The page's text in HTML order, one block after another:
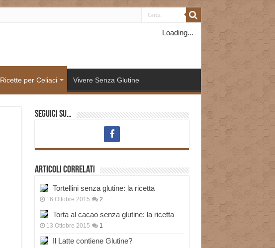
Loading...
Ricette per Celiaci Vivere Senza Glutine
Seguici su…
Articoli correlati
Tortellini senza glutine: la ricetta
16 Ottobre 2015 2
Torta al cacao senza glutine: la ricetta
13 Ottobre 2015 1
Il Latte contiene Glutine?